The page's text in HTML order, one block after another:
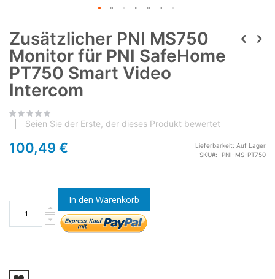
Zusätzlicher PNI MS750
Monitor für PNI SafeHome
PT750 Smart Video
Intercom
Seien Sie der Erste, der dieses Produkt bewertet
100,49 € Lieferbarkeit: Auf Lager
SKU
PNI-MS-PT750
In den Warenkorb